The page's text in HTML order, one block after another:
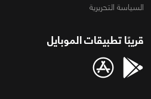
السياسة التحريرية
قريبًا تطبيقات الموبايل